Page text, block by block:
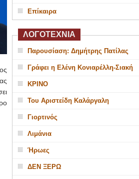
Επίκαιρα
ΛΟΓΟΤΕΧΝΙΑ
Παρουσίαση: Δημήτρης Πατίλας
Γράφει η Ελένη Κονιαρέλλη-Σιακή
ΚΡΙΝΟ
Του Αριστείδη Καλάργαλη
Γιορτινός
Λιμάνια
Ήρωες
ΔΕΝ ΞΕΡΩ